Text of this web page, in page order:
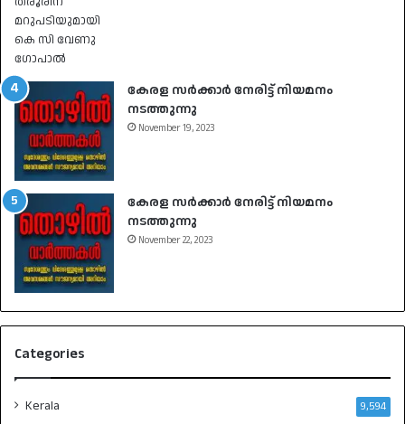
കേരള സർക്കാർ നേരിട്ട് നിയമനം
നടത്തുന്നു
November 19, 2023
കേരള സർക്കാർ നേരിട്ട് നിയമനം
നടത്തുന്നു
November 22, 2023
Categories
Kerala 9,594